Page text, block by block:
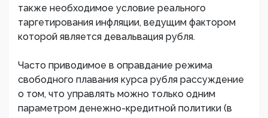
также необходимое условие реального
таргетирования инфляции, ведущим фактором
которой является девальвация рубля.
Часто приводимое в оправдание режима
свободного плавания курса рубля рассуждение
о том, что управлять можно только одним
параметром денежно-кредитной политики (в